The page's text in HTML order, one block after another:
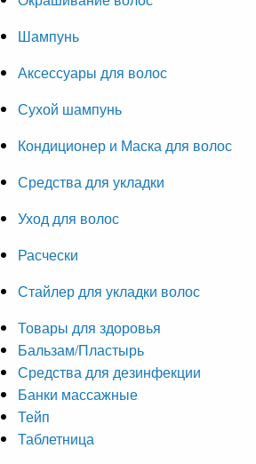
Шампунь
Аксессуары для волос
Сухой шампунь
Кондиционер и Маска для волос
Средства для укладки
Уход для волос
Расчески
Стайлер для укладки волос
Товары для здоровья
Бальзам/Пластырь
Средства для дезинфекции
Банки массажные
Тейп
Таблетница